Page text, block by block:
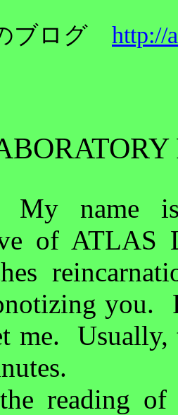
ブログ http://
My name
of
you.
me.
Usually,
reading